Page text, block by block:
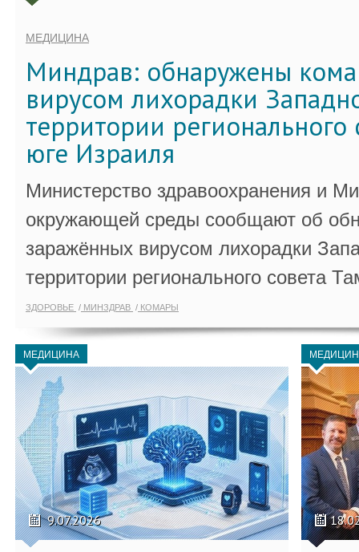
МЕДИЦИНА
Миндрав: обнаружены
вирусом лихорадки
территории регионального
юге Израиля
Министерство здравоохранения и
окружающей среды сообщают об
заражённых вирусом лихорадки
территории регионального совета
ЗДОРОВЬЕ МИНЗДРАВ КОМАРЫ
МЕДИЦИНА
9.07.2026